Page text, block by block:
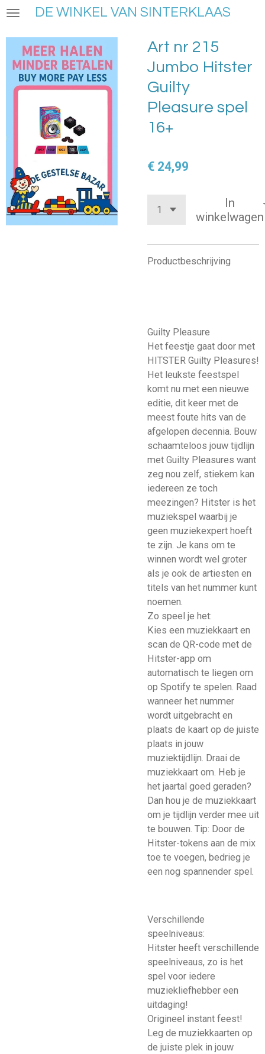
Ga
naar
hoofdinhoud
DE WINKEL VAN SINTERKLAAS
Art nr 215
Jumbo Hitster
Guilty
Pleasure spel
16+
€ 24,99
In
winkelwagen
Productbeschrijving
Guilty Pleasure
Het feestje gaat door met
HITSTER Guilty Pleasures!
Het leukste feestspel
komt nu met een nieuwe
editie, dit keer met de
meest foute hits van de
afgelopen decennia. Bouw
schaamteloos jouw tijdlijn
met Guilty Pleasures want
zeg nou zelf, stiekem kan
iedereen ze toch
meezingen? Hitster is het
muziekspel waarbij je
geen muziekexpert hoeft
te zijn. Je kans om te
winnen wordt wel groter
als je ook de artiesten en
titels van het nummer kunt
noemen.
Zo speel je het:
Kies een muziekkaart en
scan de QR-code met de
Hitster-app om
automatisch te liegen om
op Spotify te spelen. Raad
wanneer het nummer
wordt uitgebracht en
plaats de kaart op de juiste
plaats in jouw
muziektijdlijn. Draai de
muziekkaart om. Heb je
het jaartal goed geraden?
Dan hou je de muziekkaart
om je tijdlijn verder mee uit
te bouwen. Tip: Door de
Hitster-tokens aan de mix
toe te voegen, bedrieg je
een nog spannender spel.
Verschillende
speelniveaus:
Hitster heeft verschillende
speelniveaus, zo is het
spel voor iedere
muziekliefhebber een
uitdaging!
Origineel instant feest!
Leg de muziekkaarten op
de juiste plek in jouw